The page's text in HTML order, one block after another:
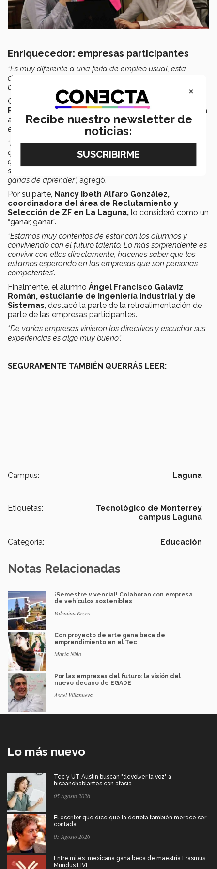
Enriquecedor: empresas participantes
“Es muy diferente a una feria de empleo usual, esta
dinámica me pareció muy padre, el acercamiento, el
poder platicas y el poder conocer”.
Comentó
Mariana Pérez Trejo, analista regional de
Recursos Humanos en CEMEX, quien dijo nunca había
asistido a una convención como esta, “fue muy
enriquecedor”.
“Descubrí mucho emprendimiento, que buscan empleos
que les gustan, ganas de aprender y mucha visión de lo
que quieren, algunos ya haciendo prácticas, otros en
servicio social o experiencia estudiantil, pero muchas
ganas de aprender”, agregó.
Por su parte, Nancy Ibeth Alfaro González,
coordinadora del área de Reclutamiento y
Selección de ZF en La Laguna, lo consideró como un
“ganar, ganar”.
“Estamos muy contentos de estar con los alumnos y
conviviendo con el futuro talento. Lo más sorprendente es
convivir con ellos directamente, hacerles saber que los
estamos esperando en las empresas que son personas
competentes".
Finalmente, el alumno Ángel Francisco Galaviz
Román, estudiante de Ingeniería Industrial y de
Sistemas , destacó la parte de la retroalimentación de
parte de las empresas participantes.
"De varias empresas vinieron los directivos y escuchar sus
experiencias es algo muy bueno”.
SEGURAMENTE TAMBIÉN QUERRÁS LEER:
Campus: Laguna
Etiquetas:
Tecnológico de Monterrey
campus Laguna
Categoría: Educación
Notas Relacionadas
¡Semestre vivencial! Colaboran con empresa
de vehículos sostenibles
Valentina Reyes
Con proyecto de arte gana beca de
emprendimiento en el Tec
María Niño
Por las empresas del futuro: la visión del
nuevo decano de EGADE
Asael Villanueva
Lo más nuevo
Tec y UT Austin buscan "devolver la voz" a
hispanohablantes con afasia
05 Agosto 2026
El escritor que dice que la derrota también merece ser
contada
05 Agosto 2026
Entre miles: mexicana gana beca de maestría Erasmus
Mundus LIVE
×
Recibe nuestro newsletter de
noticias: